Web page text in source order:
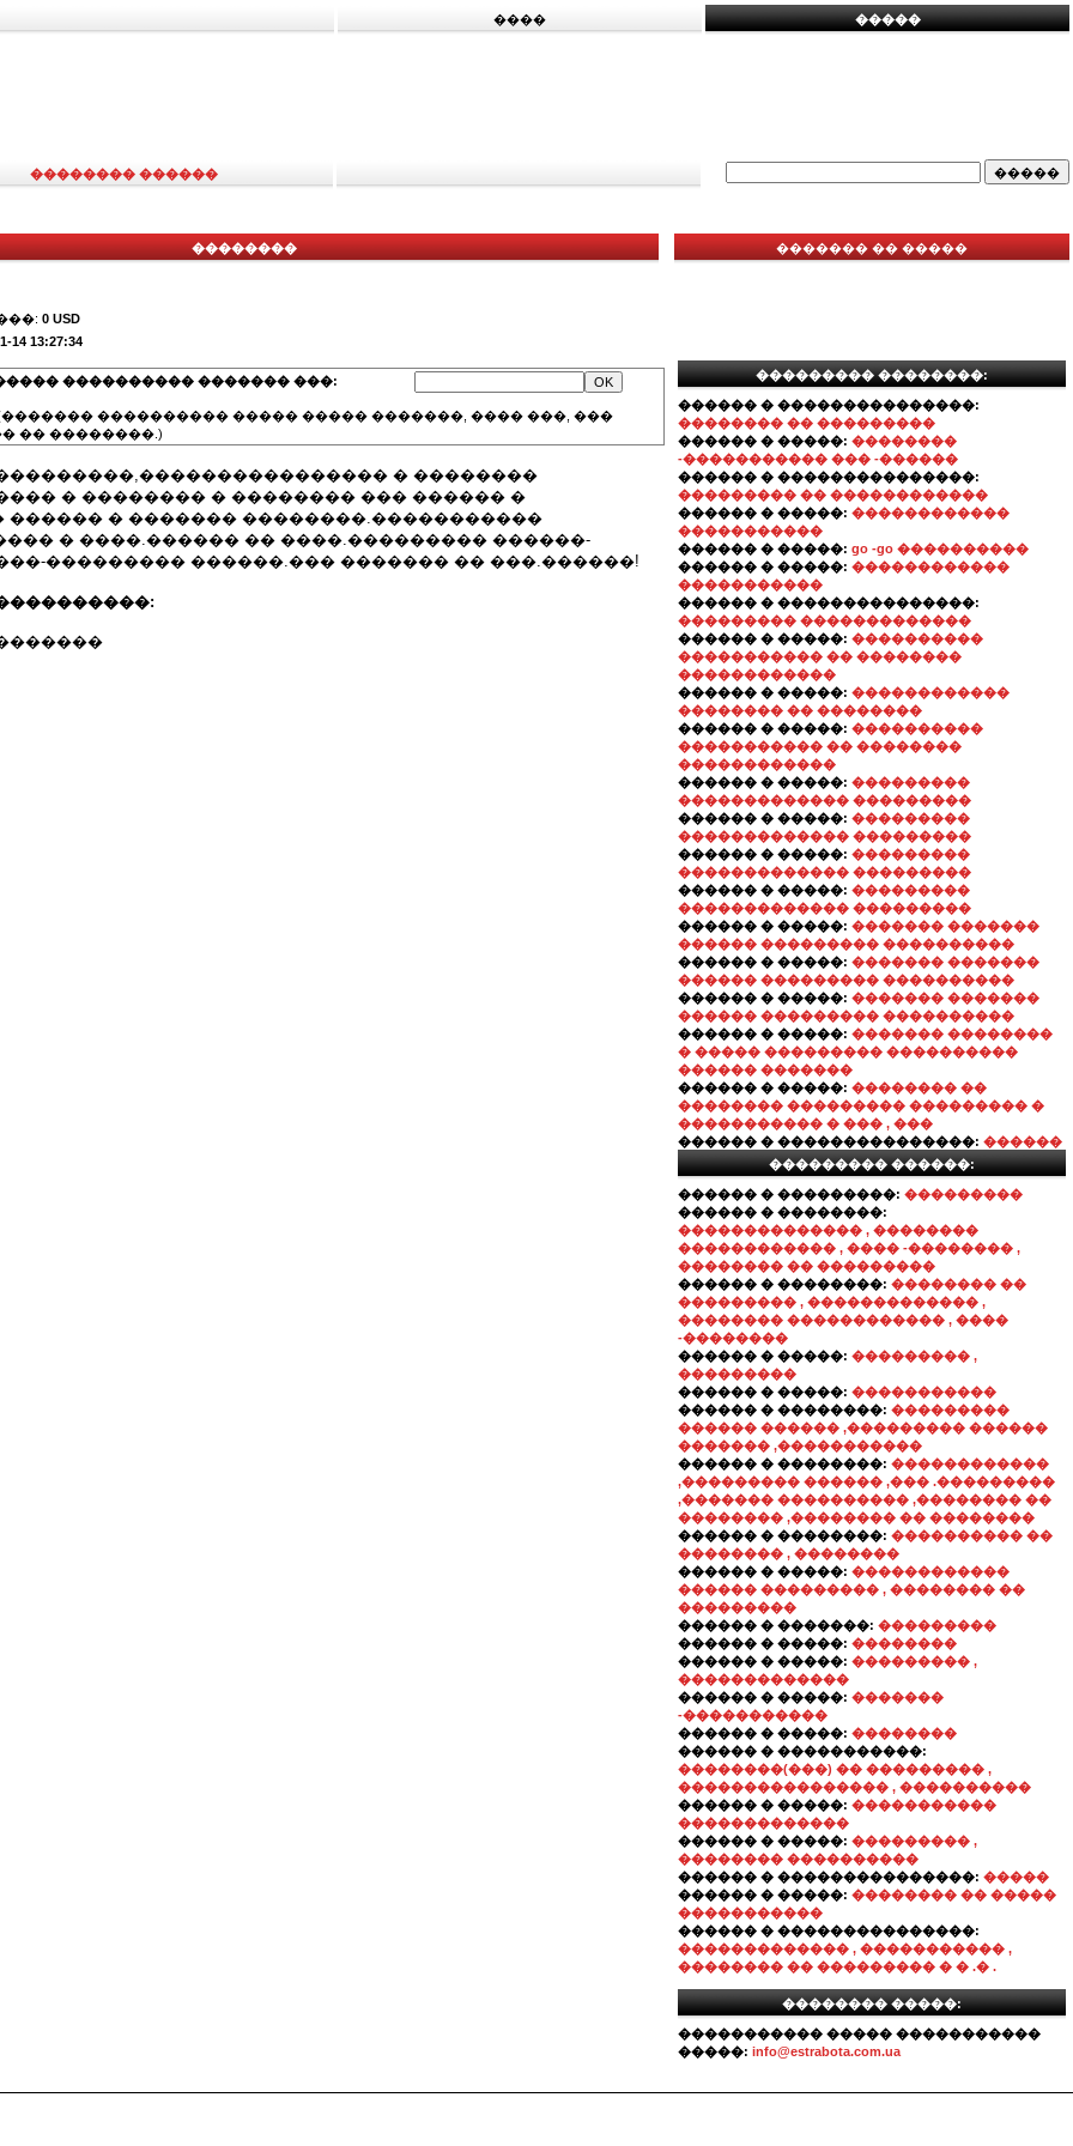
���� �����
�������� ������
��������
0 USD
14 13:27:34
���������� ������� ���:
���������� ����� ����� �������, ���� ���, ���
�� ��������.)
� ��������
� �������� � �������� ��� ������ �
������ � ������� ��������.�����������
� ����.������ �� ����.��������� ������-
��������� ������.��� ������� �� ���.������!
������� �� �����
��������� ��������:
������ � ���������������:
�������� �� ���������
������ � �����: ��������
-����������� ��� -������
������ � ���������������:
��������� �� ������������
������ � �����: ������������
�����������
������ � �����: go -go ����������
������ � �����: ������������
�����������
������ � ���������������:
��������� �������������
������ � �����: ����������
����������� �� ��������
������������
������ � �����: ������������
�������� �� ��������
������ � �����: ����������
����������� �� ��������
������������
������ � �����: ���������
������������� ���������
������ � �����: ���������
������������� ���������
������ � �����: ���������
������������� ���������
������ � �����: ���������
������������� ���������
������ � �����: ������� �������
������ ��������� ����������
������ � �����: ������� �������
������ ��������� ����������
������ � �����: ������� �������
������ ��������� ����������
������ � �����: ������� ��������
� ����� ��������� ����������
������ �������
������ � �����: �������� ��
�������� ��������� ��������� �
����������� � ��� , ���
������ � ���������������: ������
��������� ������:
������ � ���������: ���������
������ � ��������:
�������������� , ��������
������������ , ���� -�������� ,
�������� �� ���������
������ � ��������: �������� ��
��������� , ������������� ,
�������� ������������ , ����
-��������
������ � �����: ��������� ,
���������
������ � �����: �����������
������ � ��������: ���������
������ ������ ,��������� ������
������� ,�����������
������ � ��������: ������������
,��������� ������ ,��� .���������
,������� ���������� ,�������� ��
�������� ,�������� �� ��������
������ � ��������: ���������� ��
�������� , ��������
������ � �����: ������������
������ ��������� , �������� ��
���������
������ � �������: ���������
������ � �����: ��������
������ � �����: ��������� ,
�������������
������ � �����: �������
-�����������
������ � �����: ��������
������ � �����������:
��������(���) �� ��������� ,
���������������� , ����������
������ � �����: �����������
�������������
������ � �����: ��������� ,
�������� ����������
������ � ���������������: �����
������ � �����: �������� �� �����
�����������
������ � ���������������:
������������� , ����������� ,
�������� �� ��������� � � .� .
�������� �����:
����������� ����� �����������
�����: info@estrabota.com.ua